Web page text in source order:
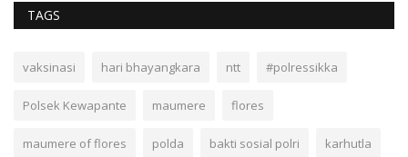
TAGS
vaksinasi hari bhayangkara ntt #polressikka
Polsek Kewapante maumere flores
maumere of flores polda bakti sosial polri karhutla